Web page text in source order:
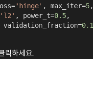
'hinge' , max_iter=5,
, power_t=0.5,
validation_fraction=0.1
릭하세요.